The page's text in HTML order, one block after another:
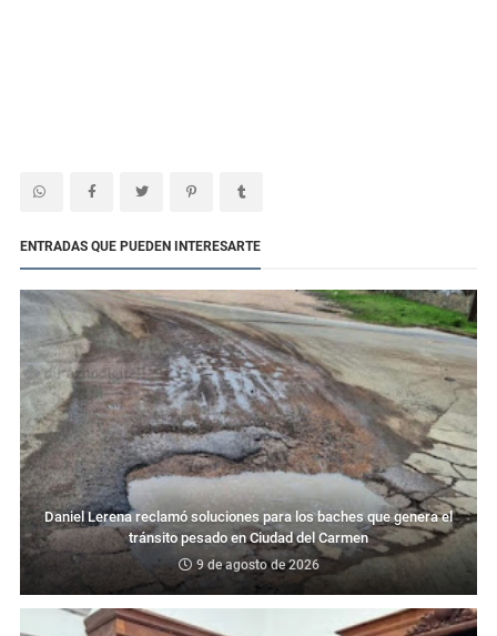
ENTRADAS QUE PUEDEN INTERESARTE
Daniel Lerena reclamó soluciones para los baches que genera el
tránsito pesado en Ciudad del Carmen
9 de agosto de 2026